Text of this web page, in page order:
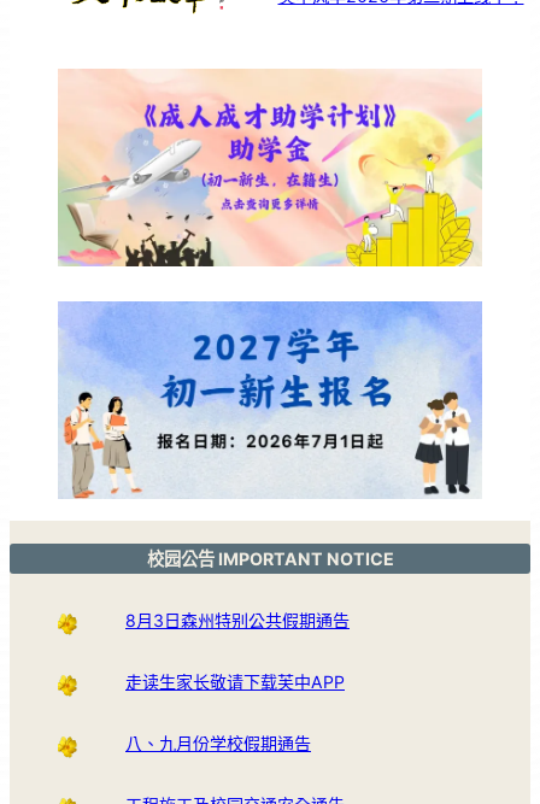
校园公告 IMPORTANT NOTICE
8月3日森州特别公共假期通告
走读生家长敬请下载芙中APP
八、九月份学校假期通告